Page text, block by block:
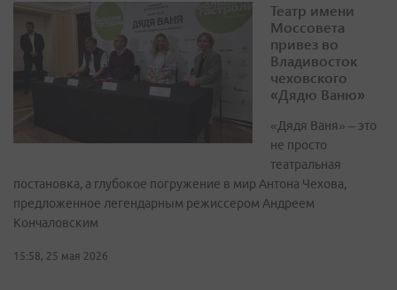
Театр имени
Моссовета
привез во
Владивосток
чеховского
«Дядю Ваню»
«Дядя Ваня» – это
не просто
театральная
постановка, а глубокое погружение в мир Антона Чехова,
предложенное легендарным режиссером Андреем
Кончаловским
15:58, 25 мая 2026